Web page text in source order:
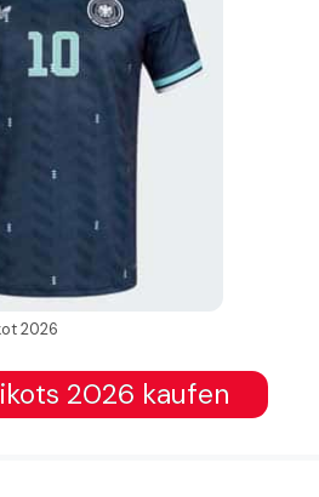
2026
2026 kaufen